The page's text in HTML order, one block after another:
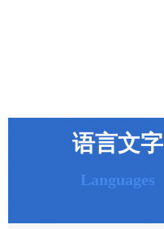
语言文字
Languages